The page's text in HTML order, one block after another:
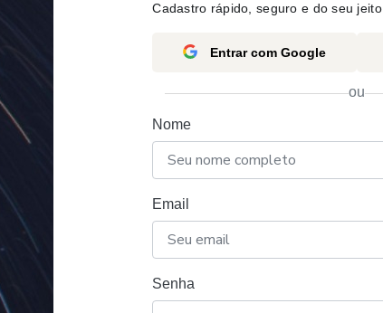
Cadastro rápido, seguro e do seu jeito.
Entrar com Google
ou
Nome
Email
Senha